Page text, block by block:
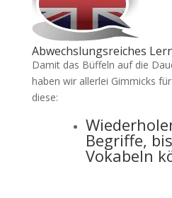
Abwechslungsreiches
Damit das Büffeln auf die
haben wir allerlei Gimmicks
diese:
Begriffe,
Vokabeln